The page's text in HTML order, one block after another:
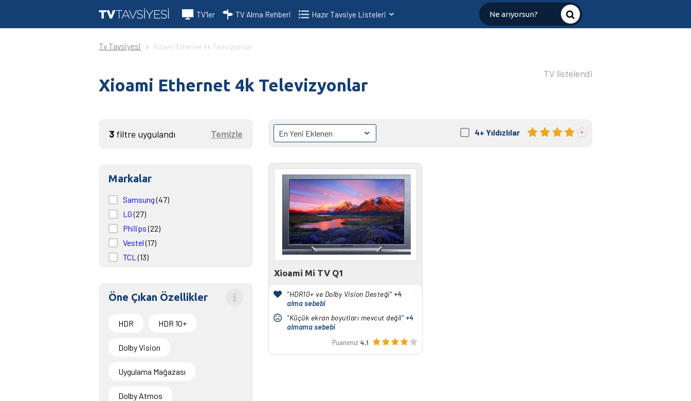
TV'ler TV Alma Rehberi Hazır Tavsiye Listeleri
Tv Tavsiyesi Xioami Ethernet 4k Televizyonlar
Xioami Ethernet 4k Televizyonlar
TV listelendi
3 filtre uygulandı Temizle
Markalar
Samsung(47)
LG(27)
Philips(22)
Vestel(17)
TCL(13)
Toshiba(3)
Xioami
JVC (1)
Öne Çıkan Özellikler
HDR HDR 10+
Dolby Vision
Uygulama Mağazası
Dolby Atmos
4+ Yıldızlılar
Xioami Mi TV Q1
"HDR10+ ve Dolby Vision Desteği" +4
alma sebebi
"Küçük ekran boyutları mevcut değil" +4
almama sebebi
Puanımız 4,1